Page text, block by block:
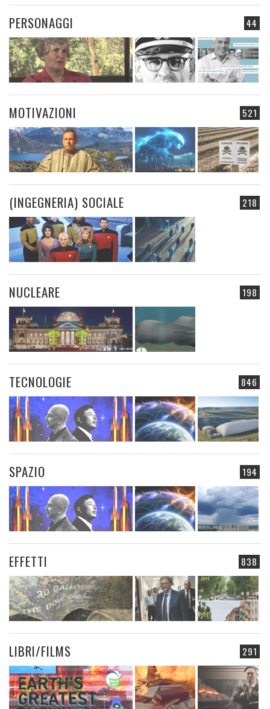
44
PERSONAGGI
521
MOTIVAZIONI
218
(INGEGNERIA) SOCIALE
198
NUCLEARE
846
TECNOLOGIE
194
SPAZIO
838
EFFETTI
291
LIBRI/FILMS